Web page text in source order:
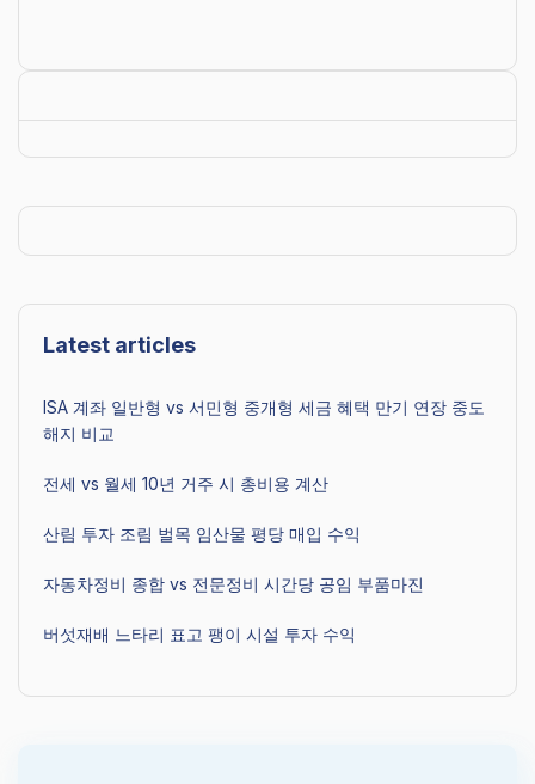
Latest articles
ISA 계좌 일반형 vs 서민형 중개형 세금 혜택 만기 연장 중도
해지 비교
전세 vs 월세 10년 거주 시 총비용 계산
산림 투자 조림 벌목 임산물 평당 매입 수익
자동차정비 종합 vs 전문정비 시간당 공임 부품마진
버섯재배 느타리 표고 팽이 시설 투자 수익